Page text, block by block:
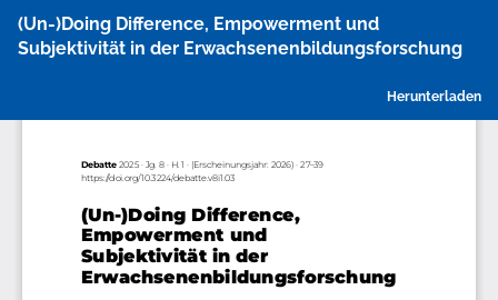
Artikeldetails
zurückkehren
(Un-)Doing Difference, Empowerment und
Subjektivität in der Erwachsenenbildungsforschung
Herunterladen